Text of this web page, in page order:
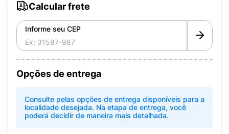
Calcular frete
Informe seu CEP
Opções de entrega
Consulte pelas opções de entrega disponíveis para a
localidade desejada. Na etapa de entrega, você
poderá decidir de maneira mais detalhada.